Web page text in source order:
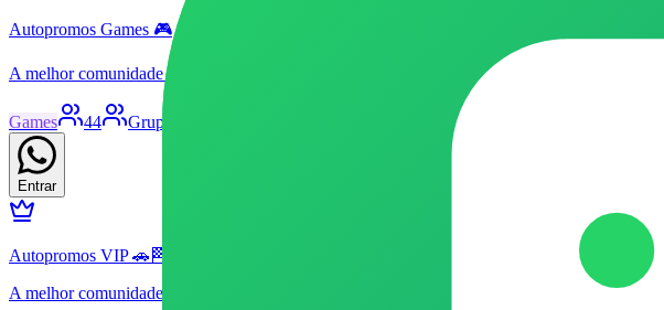
Autopromos Games 🎮
A melhor comunidade de promoções relacionadas ao mundo gamer, venha economizar
Games 44 Grupo
Entrar
Autopromos VIP 🚗🏁
A melhor comunidade de promoções relacionadas ao mundo automotivo, venha